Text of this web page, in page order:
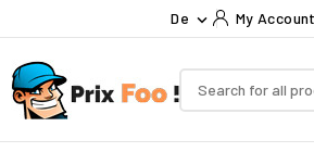
De  My Account